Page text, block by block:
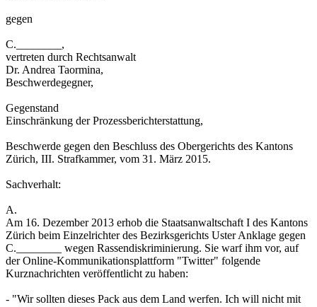
gegen
C.________,
vertreten durch Rechtsanwalt
Dr. Andrea Taormina,
Beschwerdegegner,
Gegenstand
Einschränkung der Prozessberichterstattung,
Beschwerde gegen den Beschluss des Obergerichts des Kantons
Zürich, III. Strafkammer, vom 31. März 2015.
Sachverhalt:
A.
Am 16. Dezember 2013 erhob die Staatsanwaltschaft I des Kantons
Zürich beim Einzelrichter des Bezirksgerichts Uster Anklage gegen
C.________ wegen Rassendiskriminierung. Sie warf ihm vor, auf
der Online-Kommunikationsplattform "Twitter" folgende
Kurznachrichten veröffentlicht zu haben:
- "Wir sollten dieses Pack aus dem Land werfen. Ich will nicht mit